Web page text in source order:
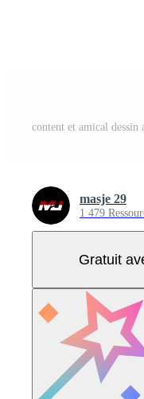
masje 29
1 479
Gratuit